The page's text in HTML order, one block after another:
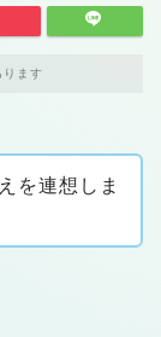
ります
を連想しま